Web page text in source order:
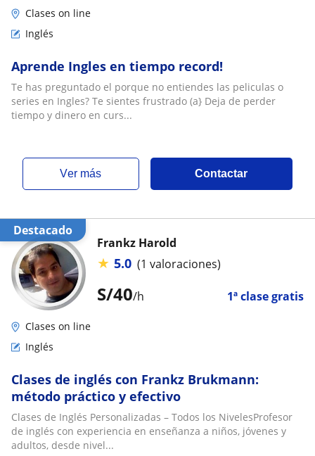
Clases on line
Inglés
Aprende Ingles en tiempo record!
Te has preguntado el porque no entiendes las peliculas o
series en Ingles? Te sientes frustrado (a} Deja de perder
tiempo y dinero en curs...
ver más Contactar
Destacado
S/40/h 1ª clase gratis
Frankz Harold
★ 5.0 (1 valoraciones)
Clases on line
Inglés
Clases de inglés con Frankz Brukmann:
método práctico y efectivo
Clases de Inglés Personalizadas – Todos los NivelesProfesor
de inglés con experiencia en enseñanza a niños, jóvenes y
adultos, desde nivel...